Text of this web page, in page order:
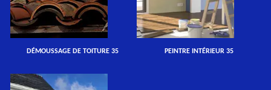
DÉMOUSSAGE DE TOITURE 35 PEINTRE INTÉRIEUR 35